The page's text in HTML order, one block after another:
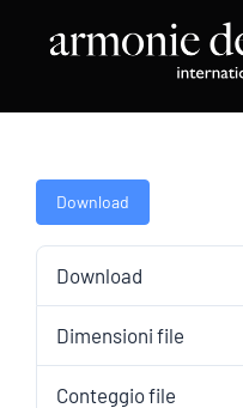
Download
Download
Dimensioni file
Conteggio file